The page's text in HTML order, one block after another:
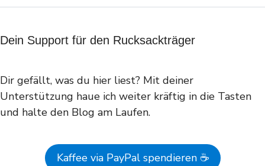
Dein Support für den Rucksackträger
Dir gefällt, was du hier liest? Mit deiner
Unterstützung haue ich weiter kräftig in die Tasten
und halte den Blog am Laufen.
Kaffee via PayPal spendieren ☕